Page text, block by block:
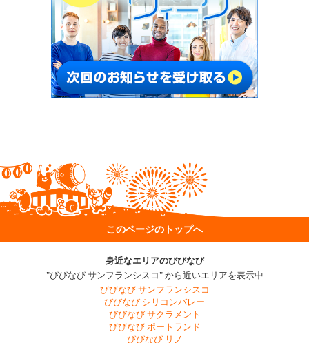
このページのトップへ
身近なエリアのびびなび
"びびなび サンフランシスコ" から近いエリアを表示中
びびなび サンフランシスコ
びびなび シリコンバレー
びびなび サクラメント
びびなび ポートランド
びびなび リノ